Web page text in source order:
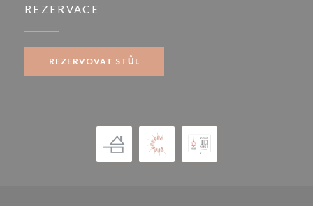
REZERVACE
REZERVOVAT STŮL